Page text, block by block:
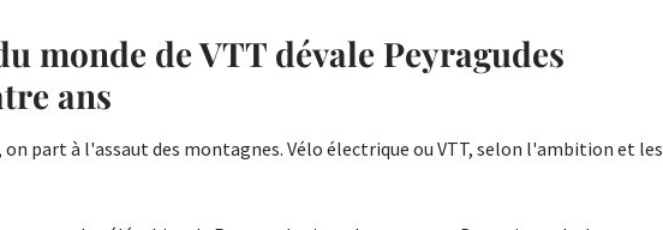
monde de VTT dévale Peyragudes
ans
on part à l'assaut des montagnes. Vélo électrique ou VTT, selon l'ambition et les